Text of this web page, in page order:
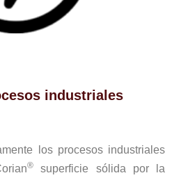
industriales
los procesos industriales
®
superficie sólida por la